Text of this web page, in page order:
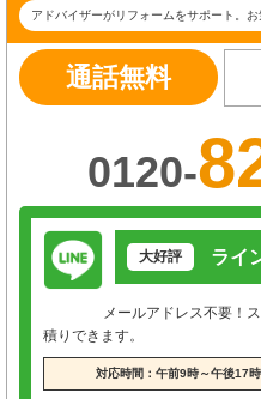
アドバイザーがリフォームをサポート。お
通話無料
0120-
大好評 ライ
メールアドレス不要！
積りできます。
対応時間：午前9時～午後17時